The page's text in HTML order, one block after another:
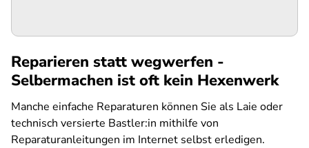
Reparieren statt wegwerfen -
Selbermachen ist oft kein Hexenwerk
Manche einfache Reparaturen können Sie als Laie oder
technisch versierte Bastler:in mithilfe von
Reparaturanleitungen im Internet selbst erledigen.